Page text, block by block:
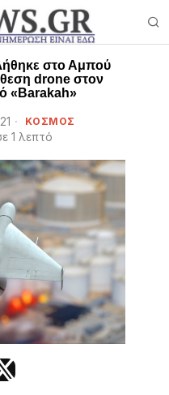
στο Αμπού
drone στον
«Barakah»
ΚΟΣΜΟΣ
1 λεπτό